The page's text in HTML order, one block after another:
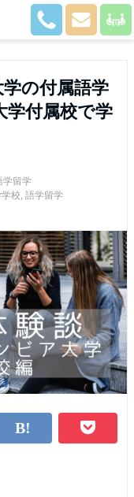
学の付属語学
学付属校で学
学留学
校, 語学留学